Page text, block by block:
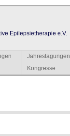
Epilepsietherapie e.V.
Jahrestagungen
Kongresse